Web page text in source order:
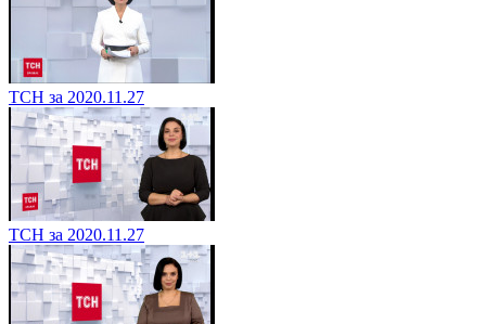
ТСН за 2020.11.27
ТСН за 2020.11.27